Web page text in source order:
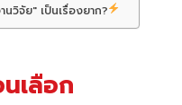
นวิจัย" เป็นเรื่องยาก?
เลือก